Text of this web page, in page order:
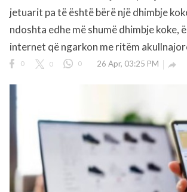
jetuarit pa të është bërë një dhimbje
ndoshta edhe më shumë dhimbje koke,
internet që ngarkon me ritëm
0 0 0 26 Apr, 03:25 PM 